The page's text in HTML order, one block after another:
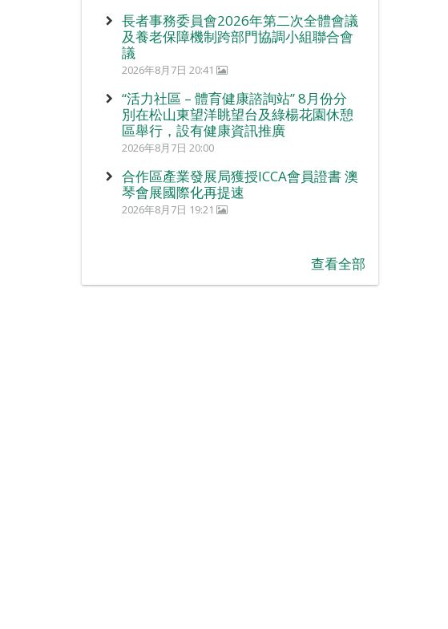
長者事務委員會2026年第二次全體會議
及養老保障機制跨部門協調小組聯合會
議
2026年8月7日 20:41
“活力社區 – 體育健康諮詢站” 8月份分
別在松山東望洋眺望台及綠楊花園休憩
區舉行，設有健康資訊推廣
2026年8月7日 20:00
合作區產業發展局獲授ICCA會員證書 澳
琴會展國際化再提速
2026年8月7日 19:21
查看全部